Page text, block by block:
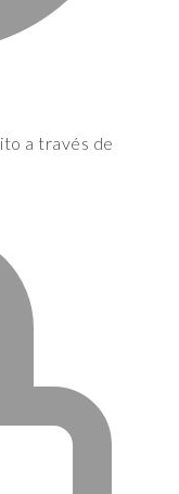
a través de